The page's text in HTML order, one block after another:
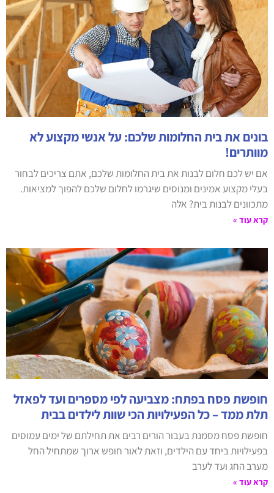
בונים את בית החלומות שלכם: על אנשי מקצוע לא
מוותרים!
אם יש לכם חלום לבנות את בית החלומות שלכם, אתם צריכים לבחור
בעלי מקצוע אמינים ומנוסים שיגרמו לחלום שלכם להפוך למציאות.
מתכוונים לבנות בית? אלה
קרא עוד »
חופשת פסח בפתח: מצביעה לפי מספרים ועד לפאזל
תלת ממד – כל הפעילויות הכי שוות לילדים בבית
חופשת פסח מסמנת בעבור הורים רבים את תחילתם של ימים עמוסים
בפעילויות ביחד עם הילדים, וזאת לאור חופש ארוך שמתחיל החל
מערב החג ועד לערב
קרא עוד »